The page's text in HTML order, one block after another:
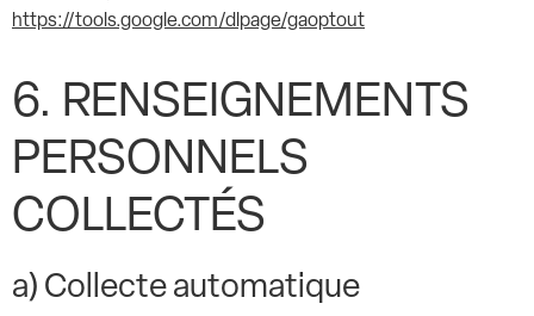
https://tools.google.com/dlpage/gaoptout
6. RENSEIGNEMENTS
PERSONNELS
COLLECTÉS
a) Collecte automatique